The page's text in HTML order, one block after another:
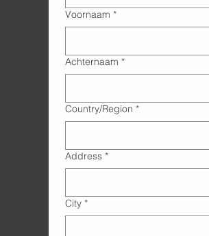
Voornaam *
Achternaam *
Adres met meerdere regels
Country/Region *
Address *
City *